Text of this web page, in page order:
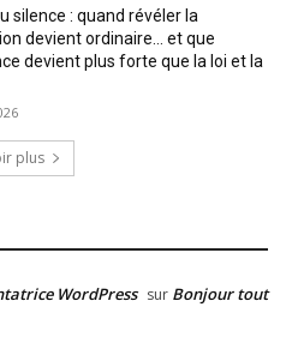
silence : quand révéler la
devient ordinaire… et que
devient plus forte que la loi et la
plus
WordPress sur Bonjour tout